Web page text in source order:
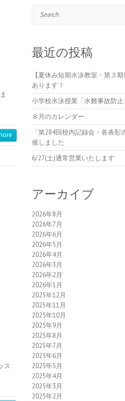
ス
最近の投稿
【夏休み短期水泳教室・第３
あります！
小学校水泳授業「水難事故防止
８月のカレンダー
「第284回校内記録会・各表彰
催しました
6/27(土)通常営業いたします
アーカイブ
2026年8月
2026年7月
2026年6月
2026年5月
2026年4月
2026年3月
2026年2月
2026年1月
2025年12月
2025年11月
2025年10月
2025年9月
2025年8月
2025年7月
2025年6月
2025年5月
2025年4月
2025年3月
2025年2月